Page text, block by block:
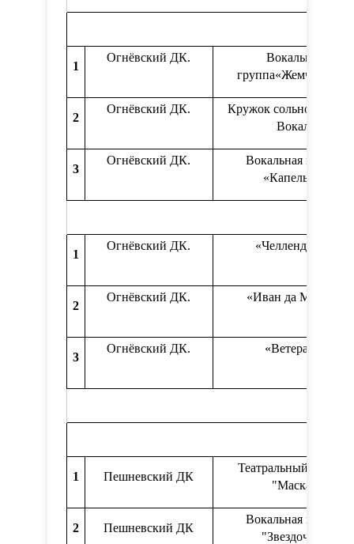
1
Огнёвский ДК.
Вокальная
группа«Жемчужина»
2
Огнёвский ДК.
Кружок сольного
Вокал.
3
Огнёвский ДК.
Вокальная группа
«Капелька»
1
Огнёвский ДК. «Челленджер»
2
Огнёвский ДК. «Иван да Марья».
3
Огнёвский ДК. «Ветеран».
1 Пешневский ДК
Театральный кружок
"Маска"
2 Пешневский ДК
Вокальная группа
"Звездочки"